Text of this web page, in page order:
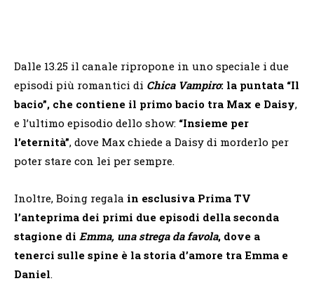
Dalle 13.25 il canale ripropone in uno speciale i due
episodi più romantici di Chica Vampiro: la puntata “Il
bacio”, che contiene il primo bacio tra Max e Daisy,
e l’ultimo episodio dello show: “Insieme per
l’eternità”, dove Max chiede a Daisy di morderlo per
poter stare con lei per sempre.
Inoltre, Boing regala in esclusiva Prima TV
l’anteprima dei primi due episodi della seconda
stagione di Emma, una strega da favola, dove a
tenerci sulle spine è la storia d’amore tra Emma e
Daniel.